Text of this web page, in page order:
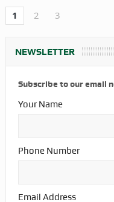
1 2 3
NEWSLETTER
Subscribe to our email
Your Name
Phone Number
Email Address